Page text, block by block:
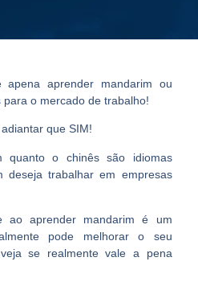
apena aprender mandarim ou
o mercado de trabalho!
que SIM!
quanto o chinês são idiomas
deseja trabalhar em empresas
ao aprender mandarim é um
pode melhorar o seu
se realmentevale a pena